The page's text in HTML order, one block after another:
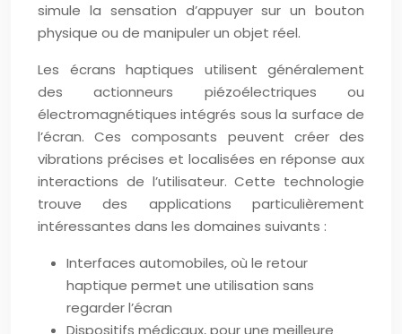
simule la sensation d’appuyer sur un bouton
physique ou de manipuler un objet réel.
Les écrans haptiques utilisent généralement
des actionneurs piézoélectriques ou
électromagnétiques intégrés sous la surface de
l’écran. Ces composants peuvent créer des
vibrations précises et localisées en réponse aux
interactions de l’utilisateur. Cette technologie
trouve des applications particulièrement
intéressantes dans les domaines suivants :
Interfaces automobiles, où le retour
haptique permet une utilisation sans
regarder l’écran
Dispositifs médicaux, pour une meilleure